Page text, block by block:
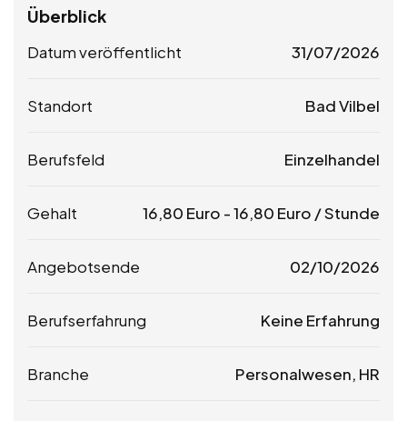
Überblick
Datum veröffentlicht 31/07/2026
Standort Bad Vilbel
Berufsfeld Einzelhandel
Gehalt 16,80 Euro -16,80 Euro / Stunde
Angebotsende 02/10/2026
Berufserfahrung Keine Erfahrung
Branche Personalwesen, HR